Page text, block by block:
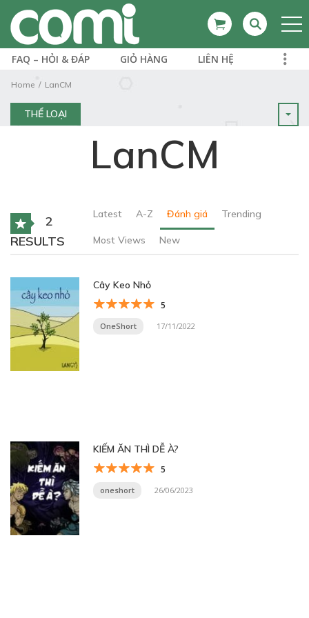
FAQ – HỎI & ĐÁP GIỎ HÀNG LIÊN HỆ
Home LanCM
THỂ LOẠI
LanCM
2
RESULTS
Latest A-Z Đánh giá Trending
Most Views New
Cây Keo Nhỏ
5
OneShort 17/11/2022
KIẾM ĂN THÌ DỄ À?
5
oneshort 26/06/2023